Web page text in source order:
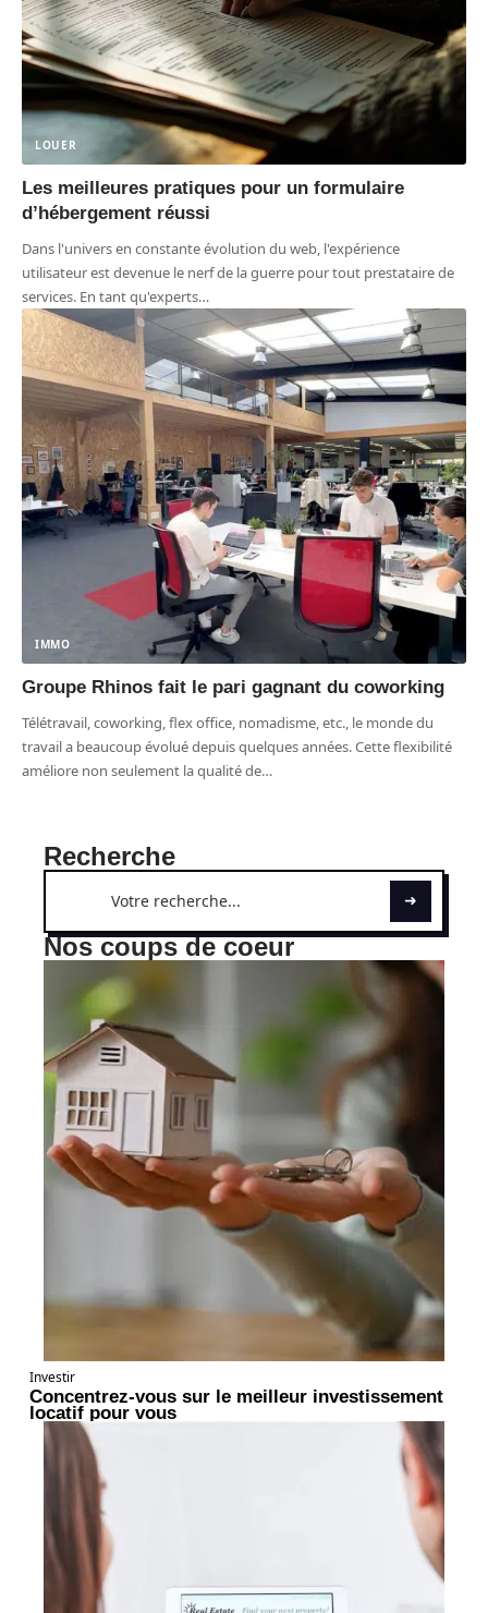
LOUER
Les meilleures pratiques pour un formulaire
d’hébergement réussi
Dans l'univers en constante évolution du web, l'expérience
utilisateur est devenue le nerf de la guerre pour tout prestataire de
services. En tant qu'experts…
IMMO
Groupe Rhinos fait le pari gagnant du coworking
Télétravail, coworking, flex office, nomadisme, etc., le monde du
travail a beaucoup évolué depuis quelques années. Cette flexibilité
améliore non seulement la qualité de…
Recherche
Nos coups de coeur
Investir
Concentrez-vous sur le meilleur investissement
locatif pour vous